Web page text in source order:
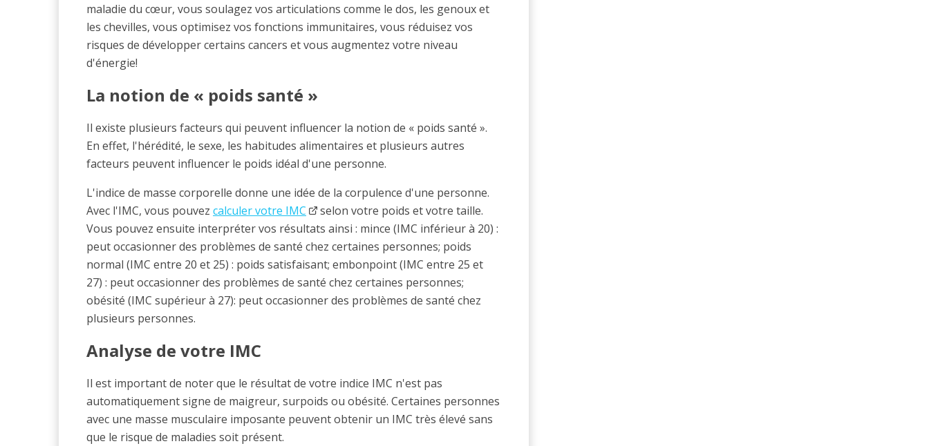
maladie du cœur, vous soulagez vos articulations comme le dos, les genoux et
les chevilles, vous optimisez vos fonctions immunitaires, vous réduisez vos
risques de développer certains cancers et vous augmentez votre niveau
d'énergie!
La notion de « poids santé »
Il existe plusieurs facteurs qui peuvent influencer la notion de « poids santé ».
En effet, l'hérédité, le sexe, les habitudes alimentaires et plusieurs autres
facteurs peuvent influencer le poids idéal d'une personne.
L'indice de masse corporelle donne une idée de la corpulence d'une personne.
Avec l'IMC, vous pouvez calculer votre IMC
selon votre poids et votre taille.
Vous pouvez ensuite interpréter vos résultats ainsi : mince (IMC inférieur à 20) :
peut occasionner des problèmes de santé chez certaines personnes; poids
normal (IMC entre 20 et 25) : poids satisfaisant; embonpoint (IMC entre 25 et
27) : peut occasionner des problèmes de santé chez certaines personnes;
obésité (IMC supérieur à 27): peut occasionner des problèmes de santé chez
plusieurs personnes.
Analyse de votre IMC
Il est important de noter que le résultat de votre indice IMC n'est pas
automatiquement signe de maigreur, surpoids ou obésité. Certaines personnes
avec une masse musculaire imposante peuvent obtenir un IMC très élevé sans
que le risque de maladies soit présent.